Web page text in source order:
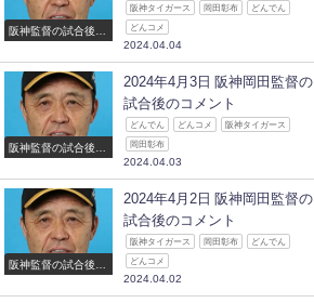
阪神監督の試合後の
阪神タイガース 岡田彰布 どんでん
どんコメ
2024.04.04
阪神監督の試合後の
2024年4月3日 阪神岡田監督の
試合後のコメント
どんでん どんコメ 阪神タイガース
岡田彰布
2024.04.03
阪神監督の試合後の
2024年4月2日 阪神岡田監督の
試合後のコメント
阪神タイガース 岡田彰布 どんでん
どんコメ
2024.04.02